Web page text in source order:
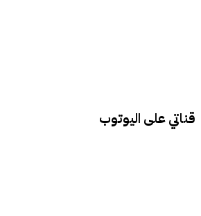
قناتي على اليوتوب